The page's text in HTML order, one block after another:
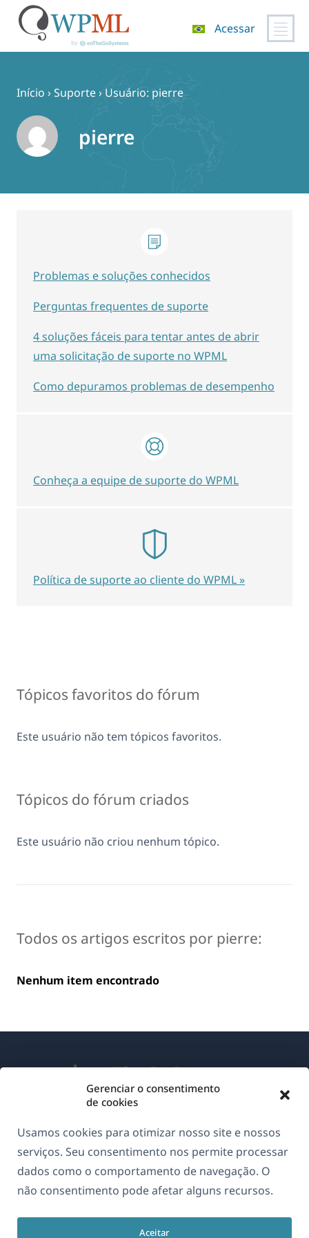
Gerenciar o consentimento
de cookies
Usamos cookies para otimizar nosso site e nossos
serviços. Seu consentimento nos permite processar
dados como o comportamento de navegação. O
não consentimento pode afetar alguns recursos.
Aceitar
Acessar
Início ›Suporte› Usuário: pierre
pierre
Tópicos favoritos do fórum
Este usuário não tem tópicos favoritos.
Tópicos do fórum criados
Este usuário não criou nenhum tópico.
Todos os artigos escritos por pierre:
Nenhum item encontrado
Problemas e soluções conhecidos
Perguntas frequentes de suporte
4 soluções fáceis para tentar antes de abrir
uma solicitação de suporte no WPML
Como depuramos problemas de desempenho
Conheça a equipe de suporte do WPML
Política de suporte ao cliente do WPML »
GDPR & Política de Privacidade
Junte-se à nossa equipe(abre
em
em
em
(abre
em